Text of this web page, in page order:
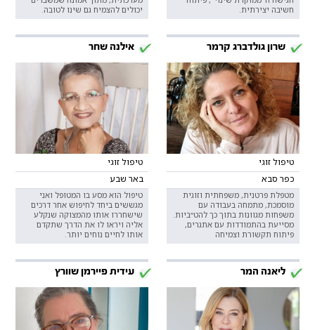
חשיבה יצירתית.
יכולים להצמיח גם שינו לטובה.
שרון גולדברג קרמר
טיפול זוגי
כפר סבא
מטפלת פרטנית, משפחתית וזוגית
מוסמכת, מתמחה בעבודה עם
משפחות מגוונות בתוך כך להט״ביות.
מסייעת בהתמודדות עם אתגרים,
פיתוח תקשורת וצמיחה
אילנה שחר
טיפול זוגי
באר שבע
טיפול הוא מסע בו המטופל ואני
מגששים ביחד לחיפוש אחר דרכים
שישחררו אותו מהמצוקה שנקלע
אליה ויראו לו את הדרך שתקדם
אותו לחיים נוחים יותר.
ליאנה המר עידית פיירמן שוורץ